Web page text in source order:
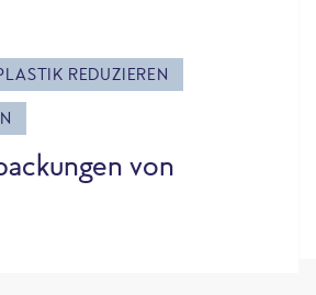
REDUZIEREN
von